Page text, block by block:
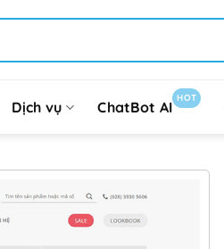
Dịch vụ ChatBot AI
HOT